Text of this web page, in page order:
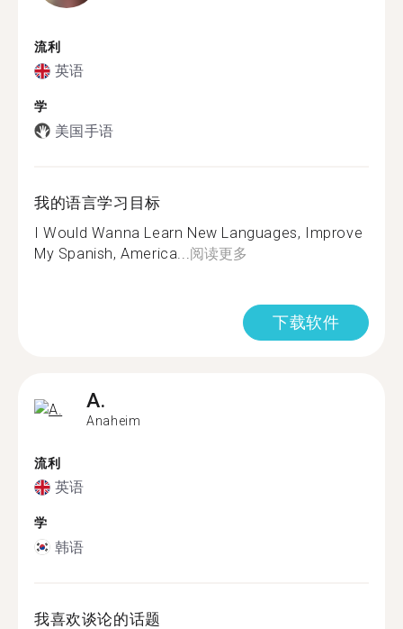
流利
英语
学
美国手语
我的语言学习目标
I Would Wanna Learn New Languages, Improve
My Spanish, America... 阅读更多
下载软件
A.
Anaheim
流利
英语
学
韩语
我喜欢谈论的话题